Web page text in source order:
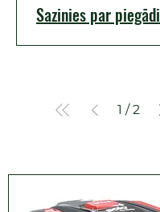
Sazinies par piegādi
1 / 2